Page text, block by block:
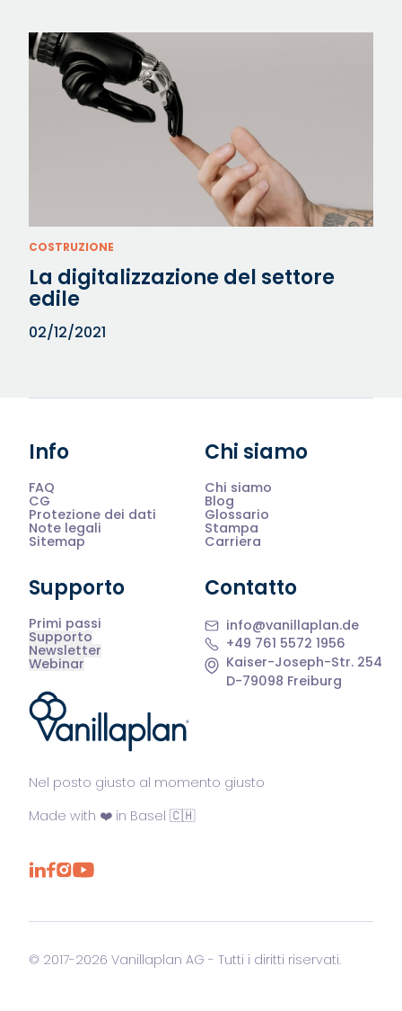
COSTRUZIONE
La digitalizzazione del settore
edile
02/12/2021
®
Nel posto giusto al momento giusto
Made with ❤️ in Basel 🇨🇭
Info
FAQ
CG
Protezione dei dati
Note legali
Sitemap
Chi siamo
Chi siamo
Blog
Glossario
Stampa
Carriera
Supporto
Primi passi
Supporto
Newsletter
Webinar
Contatto
info@vanillaplan.de
+49 761 5572 1956
Kaiser-Joseph-Str. 254
D-79098 Freiburg
© 2017-2026 Vanillaplan AG - Tutti i diritti riservati.